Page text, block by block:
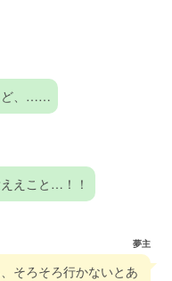
ど、……
えこと…！！
夢主
そろそろ行かないとあ